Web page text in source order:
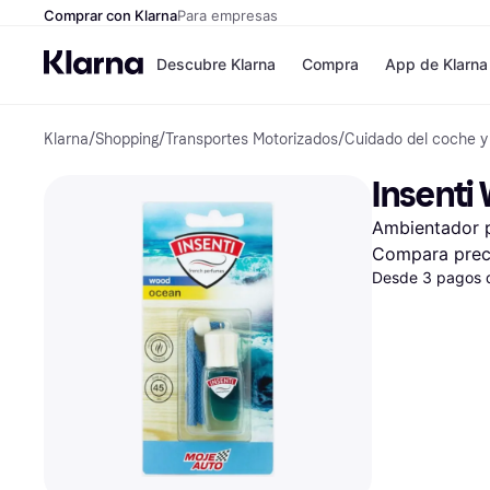
Comprar con KlarnaPara empresas
Descubre Klarna
Formas de pago
Paga ahora
Paga en 3 plazos
Paga en 30 días
Financiación
Klarna en Apple
Compra
Tiendas
Shein
Zalando
Zara
JD Sports
App de Klarna
Klarna/Shopping/Transportes Motorizados/Cuidado del coche
Insenti
Ambientador
Compara
Desde 3 pagos